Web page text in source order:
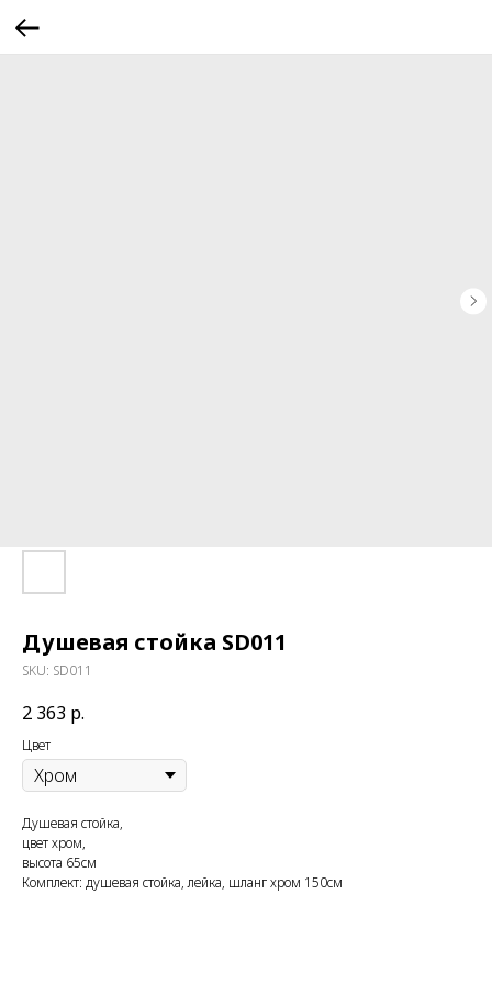
Душевая стойка SD011
SKU: SD011
2 363 р.
Цвет
Душевая стойка,
цвет хром,
высота 65см
Комплект: душевая стойка, лейка, шланг хром 150см